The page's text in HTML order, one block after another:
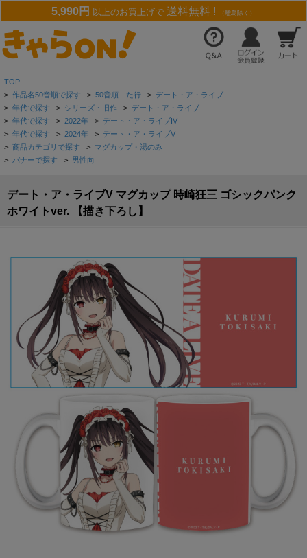
5,990円 以上のお買上げで 送料無料 ! （離島除く）
TOP
> 作品名50音順で探す > 50音順 た行 > デート・ア・ライブ
> 年代で探す > シリーズ・旧作 > デート・ア・ライブ
> 年代で探す > 2022年 > デート・ア・ライブIV
> 年代で探す > 2024年 > デート・ア・ライブV
> 商品カテゴリで探す > マグカップ・湯のみ
> バナーで探す > 男性向
デート・ア・ライブV マグカップ 時崎狂三 ゴシックパンク
ホワイトver. 【描き下ろし】